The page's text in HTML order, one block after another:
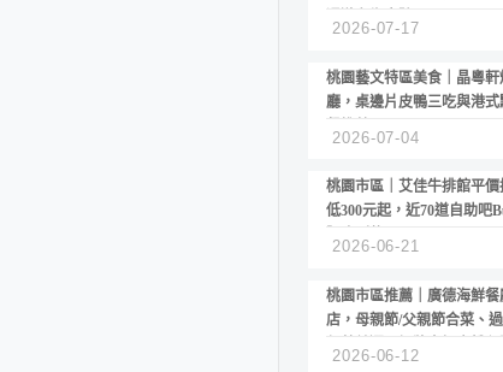
2026-07-17
桃園藝文特區美食｜晶粵軒
廳，桌邊片皮鴨三吃與港式
2026-07-04
桃園市區｜艾佳牛排館平價
低300元起，近70道自助吧
2026-06-21
桃園市區推薦｜廣德海鮮餐
店，母親節/父親節合菜、
2026-06-12